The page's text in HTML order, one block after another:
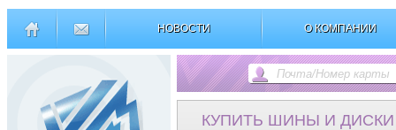
НОВОСТИ О КОМПАНИИ
КУПИТЬ ШИНЫ И ДИСКИ